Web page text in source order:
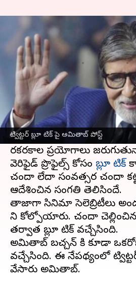
ట్విట్టర్ బ్లూ టిక్ పై అమితాబ్ పోస్ట్
ట్విట్టర్: బ్లూ టిక్ కోసం
కట్టాలంటూ అమితాబ్
వ్రాసిన వారు Sriram Pranateja Apr 24, 2023
ఈ వార్తాకథనం ఏంటి
మైక్రో బ్లాగింగ్ ఫ్లాట్ ఫామ్ట్విట్టర్లో
జరుగుతోంది. ప్రపంచ
మస్క్, సీఈవో గా వచ్చినప్పటి
రకరకాల ప్రయోగాలు
వెరిఫైడ్ ప్రొఫైల్స్ కోసం బ్లూ టిక్
చందా లేదా సంవత్సర చందా
ఆదేశించిన సంగతి తెలిసిందే.
తాజాగా సినిమా సెలెబ్రిటీలు
ని కోల్పోయారు. చందా
తర్వాత బ్లూ టిక్ వచ్చేసింది.
అమితాబ్ బచ్చన్ కి కూడా
వచ్చేసింది. ఈ నేపథ్యంలో ట్విట్టర్